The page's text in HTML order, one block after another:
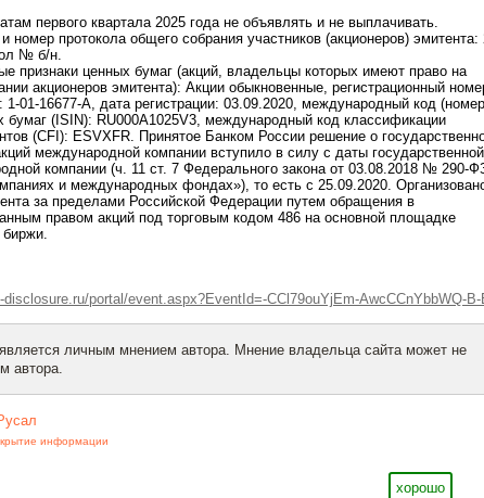
первого квартала 2025 года не объявлять и не выплачивать.
номер протокола общего собрания участников (акционеров) эмитента:
№ б/н.
признаки ценных бумаг (акций, владельцы которых имеют право на
акционеров эмитента): Акции обыкновенные, регистрационный
1-01-16677-A, дата регистрации: 03.09.2020, международный код
бумаг (ISIN): RU000A1025V3, международный код классификации
(CFI): ESVXFR. Принятое Банком России решение о
международной компании вступило в силу с даты государственной
компании (ч. 11 ст. 7 Федерального закона от 03.08.2018 № 290-
и международных фондах»), то есть с 25.09.2020.
за пределами Российской Федерации путем обращения в
правом акций под торговым кодом 486 на основной площадке
биржи.
disclosure.ru/portal/event.aspx?EventId=-CCl79ouYjEm-AwcCCnYbbWQ-B-
личным мнением автора. Мнение владельца сайта может не
автора.
информации
хорошо